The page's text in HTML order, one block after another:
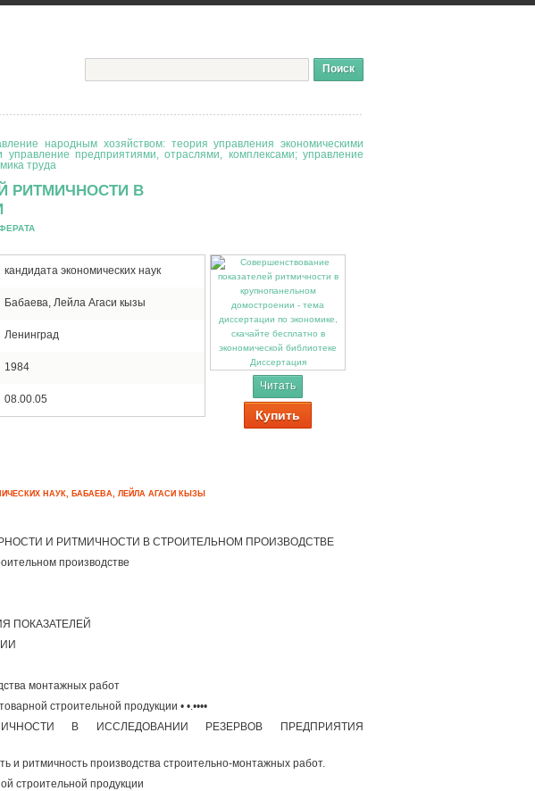
народным хозяйством: теория управления экономическими
управление предприятиями, отраслями, комплексами; управление
труда
РИТМИЧНОСТИ В
кандидата экономических наук
Бабаева, Лейла Агаси кызы
Ленинград
1984
08.00.05
Диссертация
Читать
Купить
НАУК, БАБАЕВА, ЛЕЙЛА АГАСИ КЫЗЫ
И РИТМИЧНОСТИ В СТРОИТЕЛЬНОМ ПРОИЗВОДСТВЕ
производстве
ПОКАЗАТЕЛЕЙ
монтажных работ
строительной продукции • •.••••
В ИССЛЕДОВАНИИ РЕЗЕРВОВ ПРЕДПРИЯТИЯ
и ритмичность производства строительно-монтажных работ.
строительной продукции